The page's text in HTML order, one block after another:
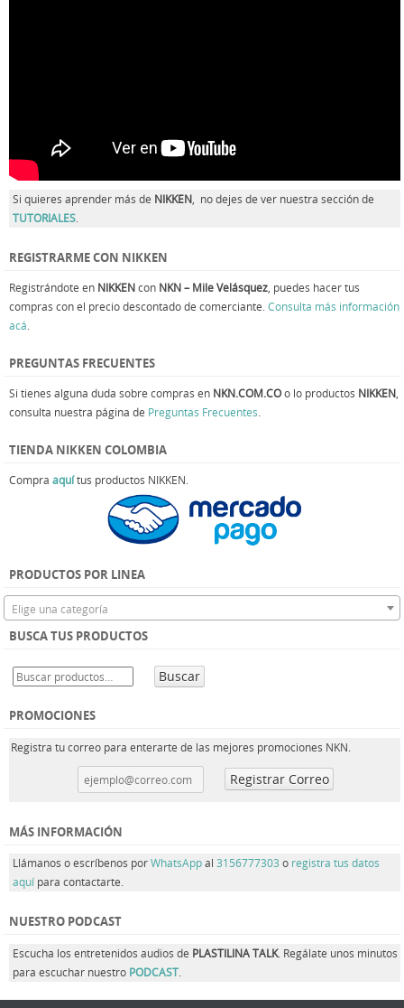
Si quieres aprender más de NIKKEN, no dejes de ver nuestra sección de
TUTORIALES.
REGISTRARME CON NIKKEN
Registrándote en NIKKENcon NKN – Mile Velásquez , puedes hacer tus
compras con el precio descontado de comerciante. Consulta más información
acá
PREGUNTAS FRECUENTES
Si tienes alguna duda sobre compras en NKN.COM.COo lo productos NIKKEN
consulta nuestra página de Preguntas Frecuentes
TIENDA NIKKEN COLOMBIA
Compra aquítus productos NIKKEN.
PRODUCTOS POR LINEA
Elige una categoría
BUSCA TUS PRODUCTOS
Buscar
PROMOCIONES
Registra tu correo para enterarte de las mejores promociones NKN.
MÁS INFORMACIÓN
Llámanos o escríbenos porWhatsAppal 3156777303 o registra tus datos
aquí para contactarte.
NUESTRO PODCAST
Escucha los entretenidos audios de PLASTILINA TALK. Regálate unos minutos
para escuchar nuestro PODCAST